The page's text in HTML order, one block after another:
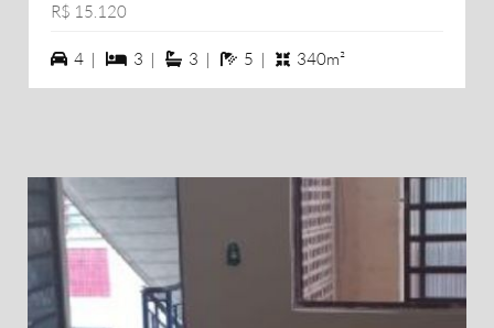
R$ 15.120
4 vagas na garagem
4 | 3 dormiórios
3 | 3 suítes
3 | 5 banheiros
5 | 340m²